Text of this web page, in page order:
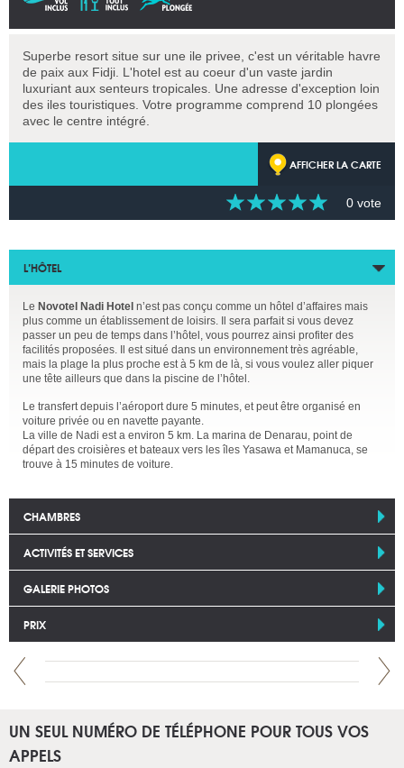
Superbe resort situe sur une ile privee, c'est un véritable havre
de paix aux Fidji. L'hotel est au coeur d'un vaste jardin
luxuriant aux senteurs tropicales. Une adresse d'exception loin
des iles touristiques. Votre programme comprend 10 plongées
avec le centre intégré.
AFFICHER LA CARTE
0 vote
L’HÔTEL
Le Novotel Nadi Hotel n’est pas conçu comme un hôtel d’affaires mais
plus comme un établissement de loisirs. Il sera parfait si vous devez
passer un peu de temps dans l’hôtel, vous pourrez ainsi profiter des
facilités proposées. Il est situé dans un environnement très agréable,
mais la plage la plus proche est à 5 km de là, si vous voulez aller piquer
une tête ailleurs que dans la piscine de l’hôtel.
Le transfert depuis l’aéroport dure 5 minutes, et peut être organisé en
voiture privée ou en navette payante.
La ville de Nadi est a environ 5 km. La marina de Denarau, point de
départ des croisières et bateaux vers les îles Yasawa et Mamanuca, se
trouve à 15 minutes de voiture.
CHAMBRES
ACTIVITÉS ET SERVICES
GALERIE PHOTOS
PRIX
UN SEUL NUMÉRO DE TÉLÉPHONE POUR TOUS VOS
APPELS